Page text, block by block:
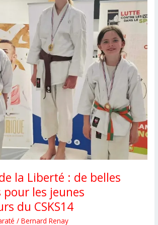
la Liberté : de belles
pour les jeunes
du CSKS14
/Bernard Renay